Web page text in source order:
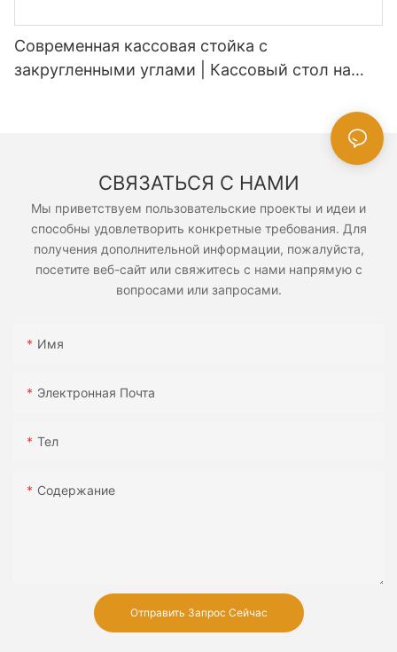
Современная кассовая стойка с
закругленными углами | Кассовый стол на
СВЯЗАТЬСЯ С НАМИ
Мы приветствуем пользовательские проекты и идеи и
способны удовлетворить конкретные требования. Для
получения дополнительной информации, пожалуйста,
посетите веб-сайт или свяжитесь с нами напрямую с
вопросами или запросами.
Имя
Электронная Почта
Тел
Содержание
Отправить Запрос Сейчас